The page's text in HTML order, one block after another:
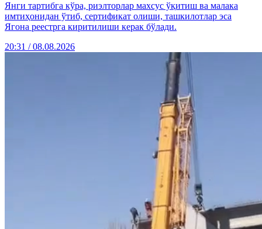
Янги тартибга кўра, риэлторлар махсус ўқитиш ва малака
имтиҳонидан ўтиб, сертификат олиши, ташкилотлар эса
Ягона реестрга киритилиши керак бўлади.
20:31 / 08.08.2026